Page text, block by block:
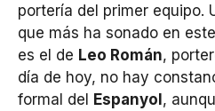
portería del primer equipo.
que más ha sonado en
es el de Leo Román,
día de hoy, no hay
formal del Espanyol,